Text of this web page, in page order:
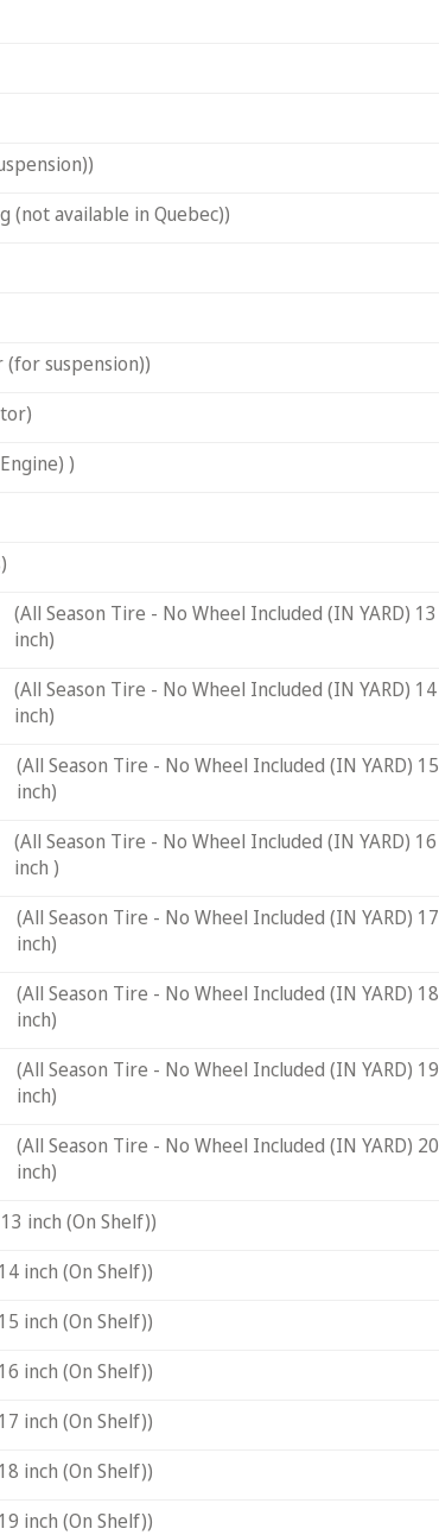
(not available in Quebec))
suspension))
)
(All Season Tire - No Wheel Included (IN YARD) 13
inch)
(All Season Tire - No Wheel Included (IN YARD) 14
inch)
(All Season Tire - No Wheel Included (IN YARD) 15
inch)
(All Season Tire - No Wheel Included (IN YARD) 16
inch )
(All Season Tire - No Wheel Included (IN YARD) 17
inch)
(All Season Tire - No Wheel Included (IN YARD) 18
inch)
(All Season Tire - No Wheel Included (IN YARD) 19
inch)
(All Season Tire - No Wheel Included (IN YARD) 20
inch)
inch (On Shelf))
inch (On Shelf))
inch (On Shelf))
inch (On Shelf))
inch (On Shelf))
inch (On Shelf))
inch (On Shelf))